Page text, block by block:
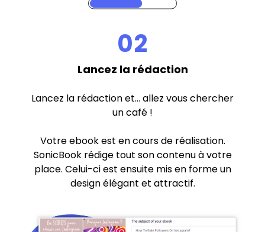
02
Lancez la rédaction
Lancez la rédaction et... allez vous chercher
un café !
Votre ebook est en cours de réalisation.
SonicBook rédige tout son contenu à votre
place. Celui-ci est ensuite mis en forme un
design élégant et attractif.